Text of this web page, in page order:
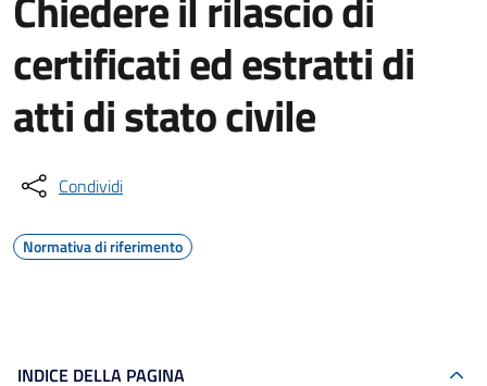
certificati ed estratti di
atti di stato civile
Condividi
Normativa di riferimento
INDICE DELLA PAGINA